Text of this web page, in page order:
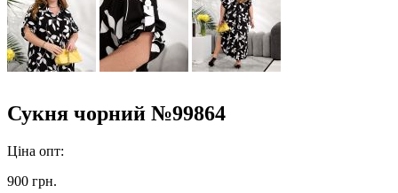
Сукня чорний №99864
Ціна опт:
900 грн.